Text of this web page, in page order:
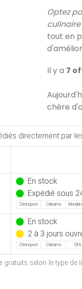
Optez
tout en
Il y a 7
chère
directement par
En stock
Expédié sous
Chronopost Colissimo Mondial
En stock
2 à 3 jours
Chronopost Colissimo DHL
gratuits selon le type